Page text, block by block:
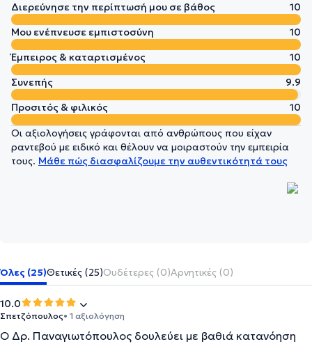
Διερεύνησε την περίπτωσή μου σε βάθος
10
Μου ενέπνευσε εμπιστοσύνη
10
Έμπειρος & καταρτισμένος
10
Συνεπής
9.9
Προσιτός & φιλικός
10
Οι αξιολογήσεις γράφονται από ανθρώπους που είχαν
ραντεβού με ειδικό και θέλουν να μοιραστούν την εμπειρία
τους. Μάθε πώς διασφαλίζουμε την αυθεντικότητά τους
Όλες (25)Θετικές (25)Ουδέτερες (0)Αρνητικές (0)
10.0
Σπετζόπουλος• 1 αξιολόγηση
Ο Δρ. Παναγιωτόπουλος δουλεύει με βαθιά κατανόηση